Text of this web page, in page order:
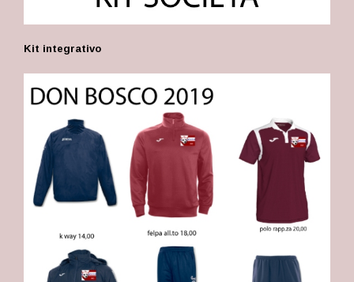
Kit integrativo